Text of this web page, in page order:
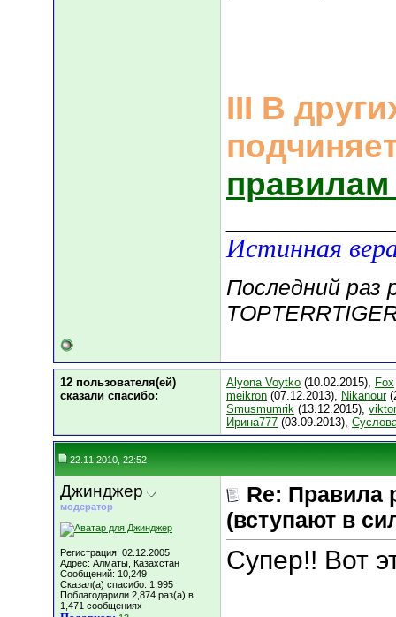
III В
Истинная
Последний раз
12 пользователя(ей)
сказали cпасибо:
Alyona Voytko (10.02.2015), Fox
meikron (07.12.2013), Nikanour
Smusmumrik (13.12.2015),
Ирина777 (03.09.2013),
22.11.2010, 22:52
Джинджер
модератор
Регистрация: 02.12.2005
Адрес: Алматы, Казахстан
Сообщений: 10,249
Сказал(а) спасибо: 1,995
Поблагодарили 2,874 раз(а) в
1,471 сообщениях
Re: Правила
(вступают в
Супер!! Вот